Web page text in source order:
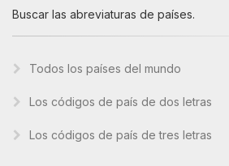
Buscar las abreviaturas de países.
Todos los países del mundo
Los códigos de país de dos letras
Los códigos de país de tres letras